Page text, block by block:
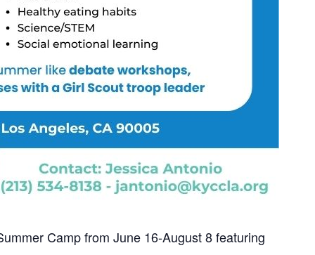
Camp from June 16-August 8 featuring